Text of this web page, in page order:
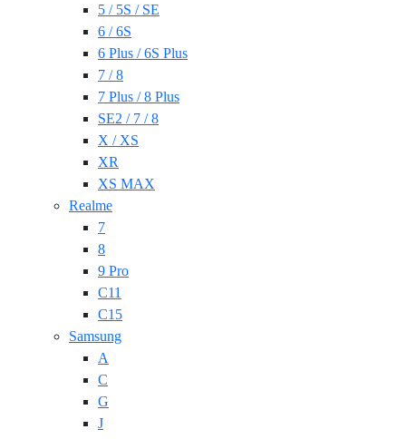
5 / 5S / SE
6 / 6S
6 Plus / 6S Plus
7 / 8
7 Plus / 8 Plus
SE2 / 7 / 8
X / XS
XR
XS MAX
Realme
7
8
9 Pro
C11
C15
Samsung
A
C
G
J